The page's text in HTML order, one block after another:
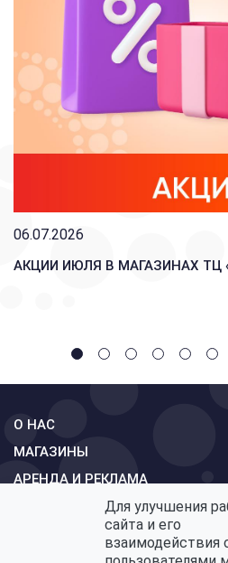
06.07.2026
АКЦИИ ИЮЛЯ В МАГАЗИНАХ ТЦ
О НАС
МАГАЗИНЫ
АРЕНДА И РЕКЛАМА
Для улучшения
сайта и его
взаимодействия